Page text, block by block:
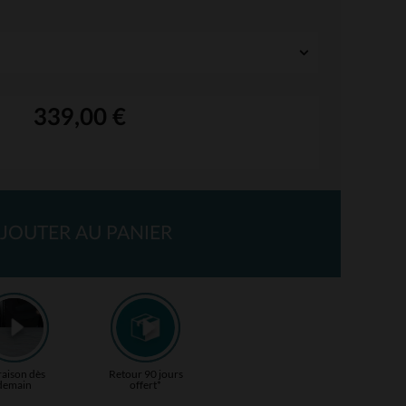
339,00 €
AU PANIER